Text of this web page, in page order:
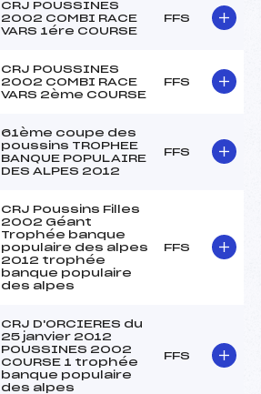
CRJ POUSSINES
2002 COMBI RACE
VARS 1ére COURSE
FFS
CRJ POUSSINES
2002 COMBI RACE
VARS 2ème COURSE
FFS
61ème coupe des
poussins TROPHEE
BANQUE POPULAIRE
DES ALPES 2012
FFS
CRJ Poussins Filles
2002 Géant
Trophée banque
populaire des alpes
2012 trophée
banque populaire
des alpes
FFS
CRJ D'ORCIERES du
25 janvier 2012
POUSSINES 2002
COURSE 1 trophée
banque populaire
des alpes
FFS